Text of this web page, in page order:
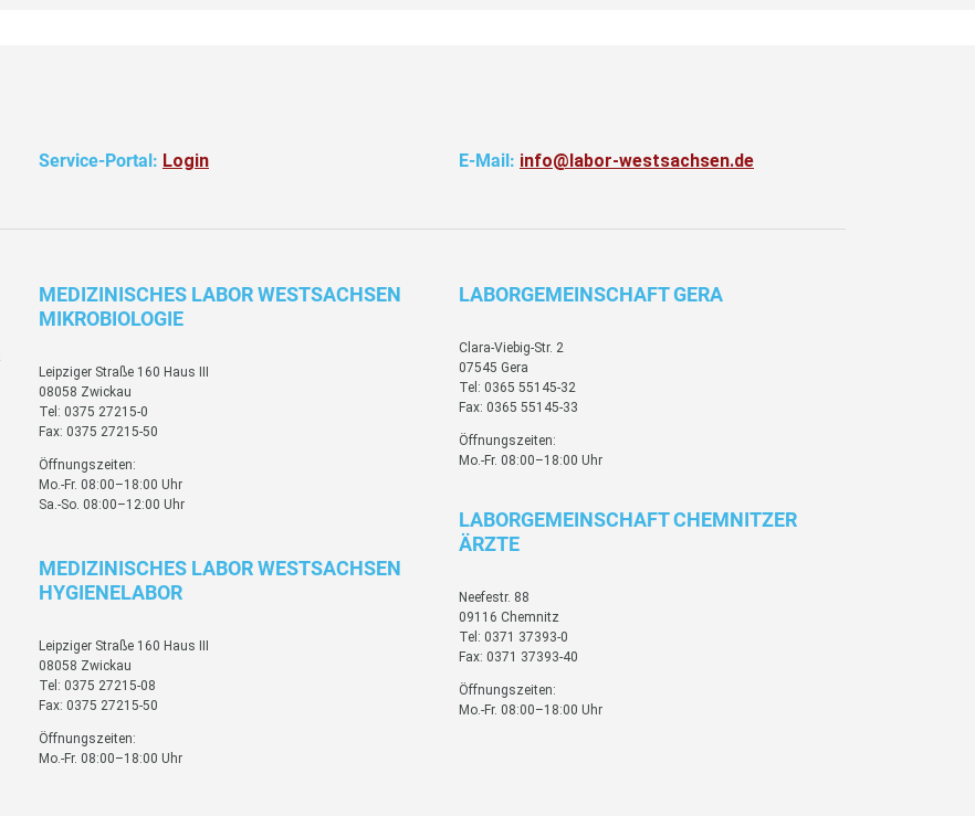
Service-Portal: Login E-Mail: info@labor-westsachsen.de
MEDIZINISCHES LABOR WESTSACHSEN
MIKROBIOLOGIE
Leipziger Straße 160 Haus III
08058 Zwickau
Tel: 0375 27215-0
Fax: 0375 27215-50
Öffnungszeiten:
Mo.-Fr. 08:00–18:00 Uhr
Sa.-So. 08:00–12:00 Uhr
MEDIZINISCHES LABOR WESTSACHSEN
HYGIENELABOR
Leipziger Straße 160 Haus III
08058 Zwickau
Tel: 0375 27215-08
Fax: 0375 27215-50
Öffnungszeiten:
Mo.-Fr. 08:00–18:00 Uhr
LABORGEMEINSCHAFT GERA
Clara-Viebig-Str. 2
07545 Gera
Tel: 0365 55145-32
Fax: 0365 55145-33
Öffnungszeiten:
Mo.-Fr. 08:00–18:00 Uhr
LABORGEMEINSCHAFT CHEMNITZER
ÄRZTE
Neefestr. 88
09116 Chemnitz
Tel: 0371 37393-0
Fax: 0371 37393-40
Öffnungszeiten:
Mo.-Fr. 08:00–18:00 Uhr